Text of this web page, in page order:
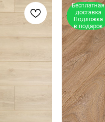
Бесплатная
доставка
Подложка
в подарок